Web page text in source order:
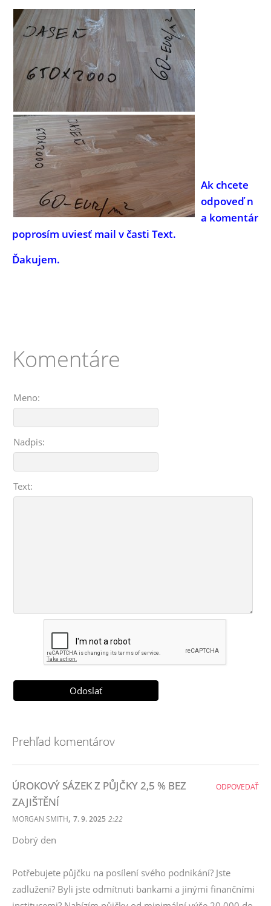
Ak chcete
odpoveď n
a komentár
poprosím uviesť mail v časti Text.
Ďakujem.
Komentáre
Meno:
Nadpis:
Text:
Prehľad komentárov
ÚROKOVÝ SÁZEK Z PŮJČKY 2,5 % BEZ
ZAJIŠTĚNÍ
MORGAN SMITH, 7. 9. 2025 2:22
Dobrý den
Potřebujete půjčku na posílení svého podnikání? Jste
zadluženi? Byli jste odmítnuti bankami a jinými finančními
ODPOVEDAŤ